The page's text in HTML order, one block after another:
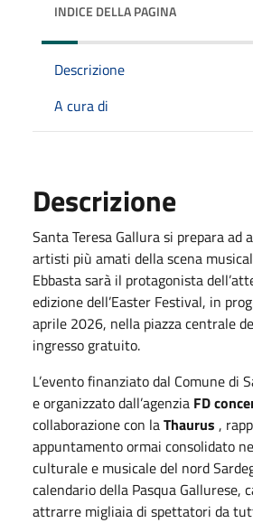
INDICE DELLA PAGINA
Descrizione
A cura di
Descrizione
Santa Teresa Gallura si prepara ad
artisti più amati della scena
Ebbasta sarà il protagonista
edizione dell’Easter Festival, in
aprile 2026, nella piazza centrale
ingresso gratuito.
L’evento finanziato dal Comune di
e organizzato dall’agenzia FD
collaborazione con laThaurus ,
appuntamento ormai consolidato
culturale e musicale del nord
calendario della Pasqua Gallurese,
attrarre migliaia di spettatori da